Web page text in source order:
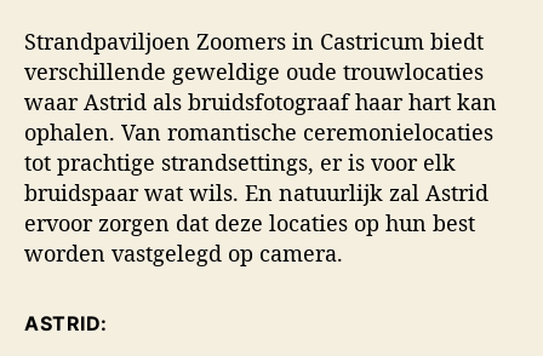
Strandpaviljoen Zoomers in Castricum biedt
verschillende geweldige oude trouwlocaties
waar Astrid als bruidsfotograaf haar hart kan
ophalen. Van romantische ceremonielocaties
tot prachtige strandsettings, er is voor elk
bruidspaar wat wils. En natuurlijk zal Astrid
ervoor zorgen dat deze locaties op hun best
worden vastgelegd op camera.
ASTRID: